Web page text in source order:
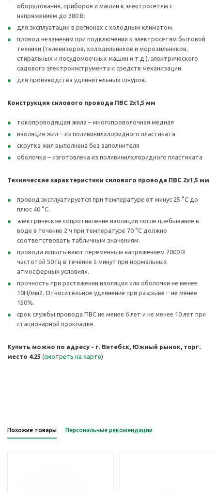
оборудования, приборов и машин к электросетям с
напряжением до 380 В.
для эксплуатации в регионах с холодным климатом.
провод незаменим при подключении к электросетям бытовой
техники (телевизоров, холодильников и морозильников,
стиральных и посудомоечных машин и т.д.), электрического
садового электроинструмента и средств механизации.
для производства удлинительных шнуров.
Конструкция силового провода ПВС 2х1,5 мм
токопроводящая жила – многопроволочная медная
изоляция жил – из поливинилхлоридного пластиката
скрутка жил выполнена без заполнителя
оболочка – изготовлена из поливинилхлоридного пластиката
Технические характеристики силового провода ПВС 2х1,5 мм
провод эксплуатируется при температуре от минус 25 °С до
плюс 40 °С.
электрическое сопротивление изоляции после пребывание в
воде в течение 2 ч при температуре 70 °С должно
соответствовать табличным значениям.
провода испытывают переменным напряжением 2000 В
частотой 50 Гц в течение 5 минут при нормальных
атмосферных условиях.
прочность при растяжении изоляции или оболочки не менее
10Н/мм2. Относительное удлинение при разрыве – не менее
150%.
срок службы провода ПВС не менее 6 лет и не менее 10 лет при
стационарной прокладке.
Купить можно по адресу - г. Витебск, Южный рынок, торг.
место 4.25 (смотреть на карте)
Похожие товары Персональные рекомендации